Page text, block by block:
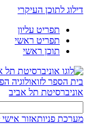
דילוג לתוכן העיקרי
תפריט עליון
תפריט ראשי
תוכן ראשי
בית הספר לזואולוגיה
אוניברסיטת תל אביב
מערכת פניותאזור